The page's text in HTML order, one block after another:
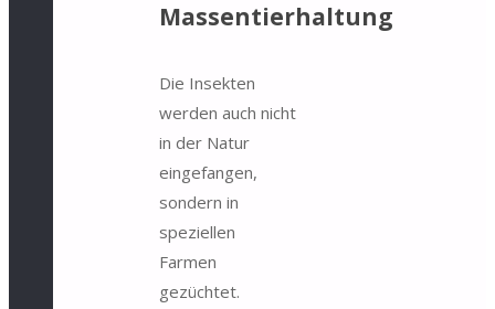
Massentierhaltung
Die Insekten
werden auch nicht
in der Natur
eingefangen,
sondern in
speziellen
Farmen
gezüchtet.